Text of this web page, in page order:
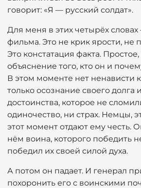
говорит: «Я — русский солдат».
Для меня в этих четырёх словах
фильма. Это не крик ярости, не
Это констатация факта.
объяснение того, кто он и
В этом моменте нет ненависти
только осознание своего долга
достоинства, которое не
одиночество, ни страх. Немцы,
этот момент отдают ему честь.
нём воина, которого победить
победил их своей силой духа.
А потом он падает. И генерал
похоронить его с воинскими